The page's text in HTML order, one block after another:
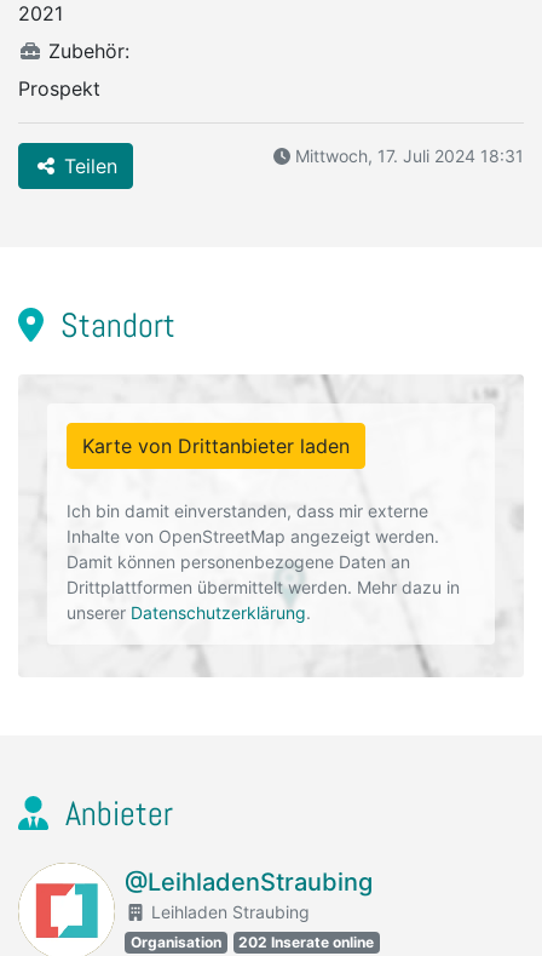
2021
Zubehör:
Prospekt
Teilen Mittwoch, 17. Juli 2024 18:31
Standort
Karte von Drittanbieter laden
Ich bin damit einverstanden, dass mir externe
Inhalte von OpenStreetMap angezeigt werden.
Damit können personenbezogene Daten an
Drittplattformen übermittelt werden. Mehr dazu in
unserer Datenschutzerklärung.
Anbieter
@LeihladenStraubing
Leihladen Straubing
Organisation 202 Inserate online